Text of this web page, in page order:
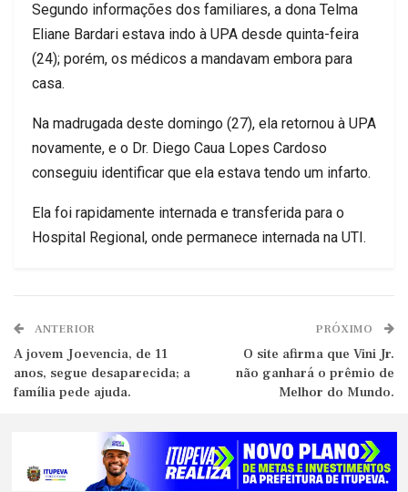
Segundo informações dos familiares, a dona Telma
Eliane Bardari estava indo à UPA desde quinta-feira
(24); porém, os médicos a mandavam embora para
casa.
Na madrugada deste domingo (27), ela retornou à UPA
novamente, e o Dr. Diego Caua Lopes Cardoso
conseguiu identificar que ela estava tendo um infarto.
Ela foi rapidamente internada e transferida para o
Hospital Regional, onde permanece internada na UTI.
ANTERIOR
A jovem Joevencia, de 11
anos, segue desaparecida; a
família pede ajuda.
PRÓXIMO
O site afirma que Vini Jr.
não ganhará o prêmio de
Melhor do Mundo.